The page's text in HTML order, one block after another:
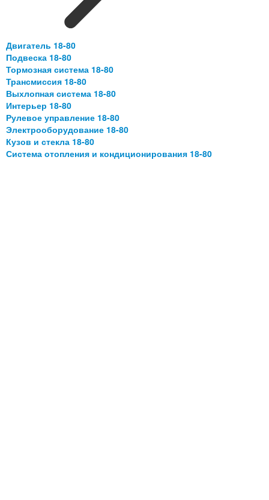
Двигатель 18-80
Подвеска 18-80
Тормозная система 18-80
Трансмиссия 18-80
Выхлопная система 18-80
Интерьер 18-80
Рулевое управление 18-80
Электрооборудование 18-80
Кузов и стекла 18-80
Система отопления и кондиционирования 18-80